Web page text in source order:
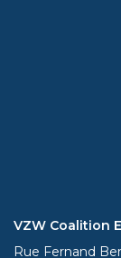
VZW Coalition
Rue Fernand